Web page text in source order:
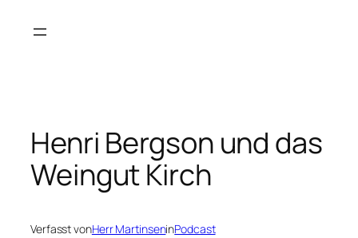
Inhalt
Henri Bergson und das
Weingut Kirch
Verfasst vonHerr MartinseninPodcast